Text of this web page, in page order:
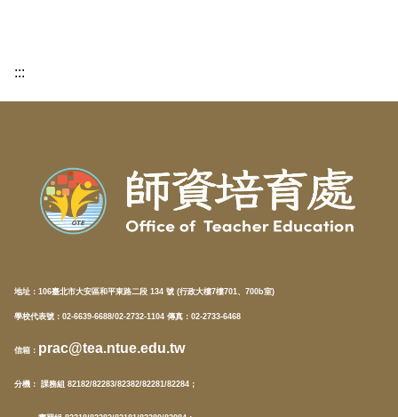
:::
地址： 106臺北市大安區和平東路二段 134 號 (行政大樓7樓701、700b室)
學校代表號：02-6639-6688/02-2732-1104 傳真：02-2733-6468
信箱 ： prac@tea.ntue.edu.tw
分機 ： 課務組 82182/82283/82382/82281/82284；